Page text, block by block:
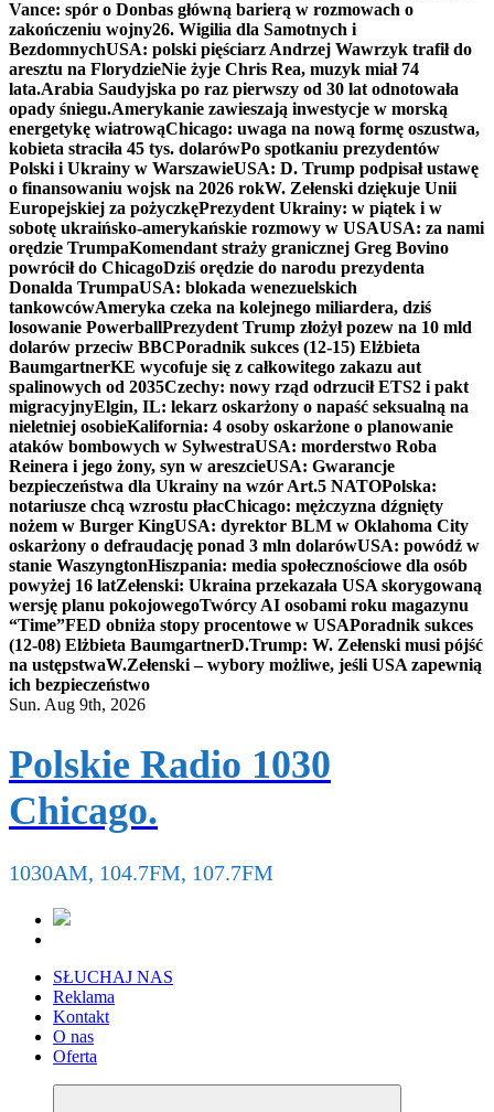
Vance: spór o Donbas główną barierą w rozmowach o
zakończeniu wojny26. Wigilia dla Samotnych i
BezdomnychUSA: polski pięściarz Andrzej Wawrzyk trafił do
aresztu na FlorydzieNie żyje Chris Rea, muzyk miał 74
lata.Arabia Saudyjska po raz pierwszy od 30 lat odnotowała
opady śniegu.Amerykanie zawieszają inwestycje w morską
energetykę wiatrowąChicago: uwaga na nową formę oszustwa,
kobieta straciła 45 tys. dolarówPo spotkaniu prezydentów
Polski i Ukrainy w WarszawieUSA: D. Trump podpisał ustawę
o finansowaniu wojsk na 2026 rokW. Zełenski dziękuje Unii
Europejskiej za pożyczkęPrezydent Ukrainy: w piątek i w
sobotę ukraińsko-amerykańskie rozmowy w USAUSA: za nami
orędzie TrumpaKomendant straży granicznej Greg Bovino
powrócił do ChicagoDziś orędzie do narodu prezydenta
Donalda TrumpaUSA: blokada wenezuelskich
tankowcówAmeryka czeka na kolejnego miliardera, dziś
losowanie PowerballPrezydent Trump złożył pozew na 10 mld
dolarów przeciw BBCPoradnik sukces (12-15) Elżbieta
BaumgartnerKE wycofuje się z całkowitego zakazu aut
spalinowych od 2035Czechy: nowy rząd odrzucił ETS2 i pakt
migracyjnyElgin, IL: lekarz oskarżony o napaść seksualną na
nieletniej osobieKalifornia: 4 osoby oskarżone o planowanie
ataków bombowych w SylwestraUSA: morderstwo Roba
Reinera i jego żony, syn w areszcieUSA: Gwarancje
bezpieczeństwa dla Ukrainy na wzór Art.5 NATOPolska:
notariusze chcą wzrostu płacChicago: mężczyzna dźgnięty
nożem w Burger KingUSA: dyrektor BLM w Oklahoma City
oskarżony o defraudację ponad 3 mln dolarówUSA: powódź w
stanie WaszyngtonHiszpania: media społecznościowe dla osób
powyżej 16 latZełenski: Ukraina przekazała USA skorygowaną
wersję planu pokojowegoTwórcy AI osobami roku magazynu
“Time”FED obniża stopy procentowe w USAPoradnik sukces
(12-08) Elżbieta BaumgartnerD.Trump: W. Zełenski musi pójść
na ustępstwaW.Zełenski – wybory możliwe, jeśli USA zapewnią
ich bezpieczeństwo
Sun. Aug 9th, 2026
Polskie Radio 1030
Chicago.
1030AM, 104.7FM, 107.7FM
SŁUCHAJ NAS
Reklama
Kontakt
O nas
Oferta